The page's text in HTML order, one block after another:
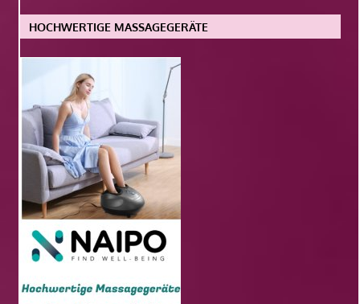
HOCHWERTIGE MASSAGEGERÄTE